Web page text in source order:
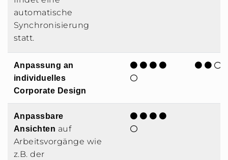
automatische
Synchronisierung
statt.
Anpassung an
individuelles
Corporate Design
Anpassbare
Ansichten auf
Arbeitsvorgänge wie
z.B. der